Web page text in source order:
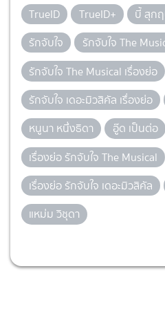
TrueID TrueID+ บี้ สุก
รักจับใจ
รักจับใจ The
รักจับใจ The Musical เรื่องย่อ
รักจับใจ เดอะมิวสิคัล เรื่องย่อ
หนูนา หนึ่งธิดา
อู๊ด เป็นต่อ
เรื่องย่อ รักจับใจ The Musical
เรื่องย่อ รักจับใจ เดอะมิวสิคัล
แหม่ม วิชุดา